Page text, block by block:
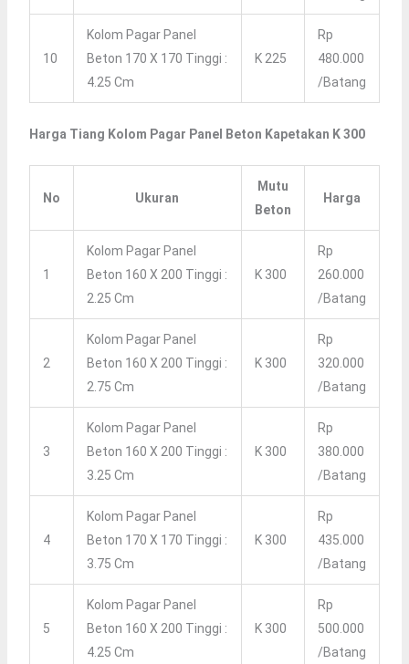
10
Kolom Pagar Panel
Beton 170 X 170 Tinggi :
4.25 Cm
K 225
Rp
480.000
/batang
Harga Tiang Kolom Pagar Panel Beton Kapetakan K 300
No Ukuran
Mutu
Beton
Harga
1
Kolom Pagar Panel
Beton 160 X 200 Tinggi :
2.25 Cm
K 300
Rp
260.000
/batang
2
Kolom Pagar Panel
Beton 160 X 200 Tinggi :
2.75 Cm
K 300
Rp
320.000
/batang
3
Kolom Pagar Panel
Beton 160 X 200 Tinggi :
3.25 Cm
K 300
Rp
380.000
/batang
4
Kolom Pagar Panel
Beton 170 X 170 Tinggi :
3.75 Cm
K 300
Rp
435.000
/batang
5
Kolom Pagar Panel
Beton 160 X 200 Tinggi :
4.25 Cm
K 300
Rp
500.000
/batang